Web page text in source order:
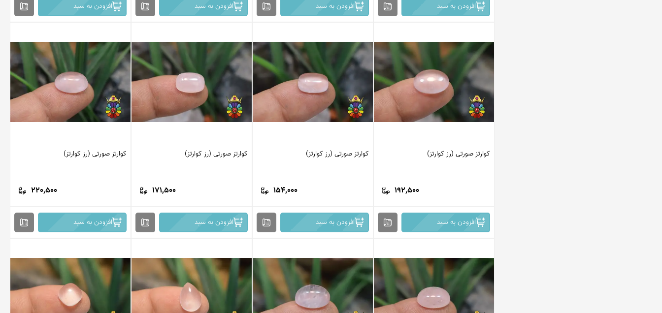
افزودن به سبد افزودن به سبد افزودن به سبد افزودن به سبد
کوارتز صورتی (رز کوارتز)
192,500
افزودن به سبد
کوارتز صورتی (رز کوارتز)
154,000
افزودن به سبد
کوارتز صورتی (رز کوارتز)
171,500
افزودن به سبد
کوارتز صورتی (رز کوارتز)
220,500
افزودن به سبد